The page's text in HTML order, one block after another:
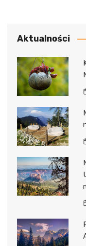
Aktualności